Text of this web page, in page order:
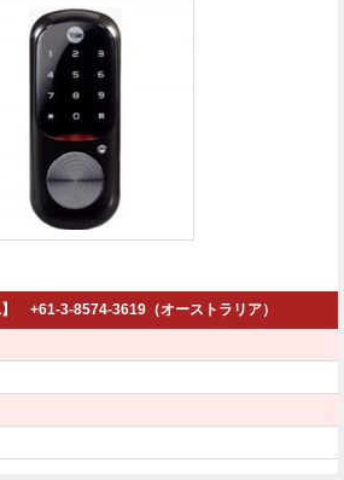
+61-3-8574-3619（オーストラリア）